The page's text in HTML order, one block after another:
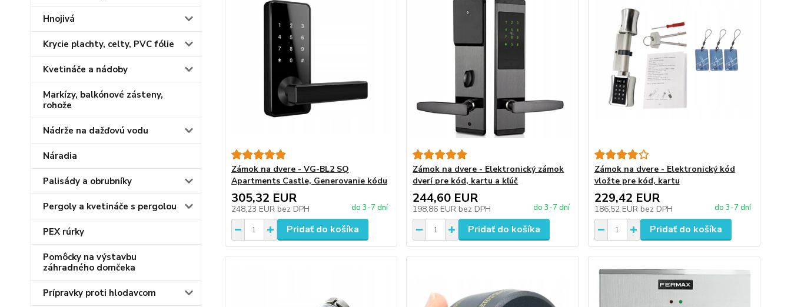
Hnojivá
Krycie plachty, celty, PVC fólie
Kvetináče a nádoby
Markízy, balkónové zásteny,
rohože
Nádrže na dažďovú vodu
Náradia
Palisády a obrubníky
Pergoly a kvetináče s pergolou
PEX rúrky
Pomôcky na výstavbu
záhradného domčeka
Prípravky proti hlodavcom
Zámok na dvere - VG-BL2 SQ
Apartments Castle, Generovanie kódu
305,32 EUR
248,23 EUR bez DPH do 3-7 dní
Pridať do košíka
Zámok na dvere - Elektronický zámok
dverí pre kód, kartu a kľúč
244,60 EUR
198,86 EUR bez DPH do 3-7 dní
Pridať do košíka
Zámok na dvere - Elektronický kód
vložte pre kód, kartu
229,42 EUR
186,52 EUR bez DPH do 3-7 dní
Pridať do košíka